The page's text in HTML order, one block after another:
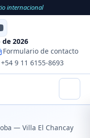
internacional
2026
Formulario de contacto
9 11 6155-8693
— Villa El Chancay